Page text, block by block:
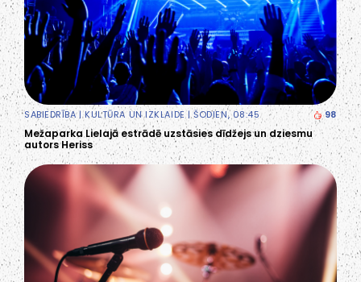
SABIEDRĪBA|KULTŪRA UN IZKLAIDE| ŠODIEN, 08:45 98
Mežaparka Lielajā estrādē uzstāsies dīdžejs un dziesmu
autors Heriss